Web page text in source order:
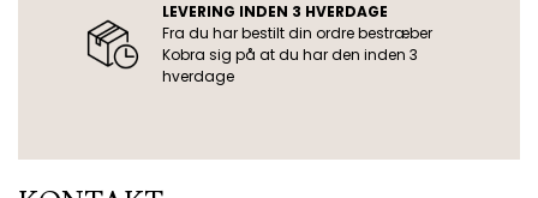
LEVERING INDEN 3 HVERDAGE
Fra du har bestilt din ordre bestræber
Kobra sig på at du har den inden 3
hverdage